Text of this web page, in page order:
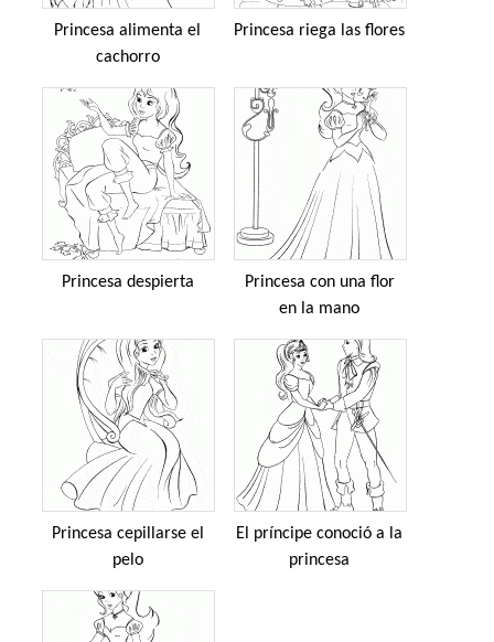
Princesa alimenta el
cachorro
Princesa riega las flores
Princesa despierta
Princesa con una flor
en la mano
Princesa cepillarse el
pelo
El príncipe conoció a la
princesa